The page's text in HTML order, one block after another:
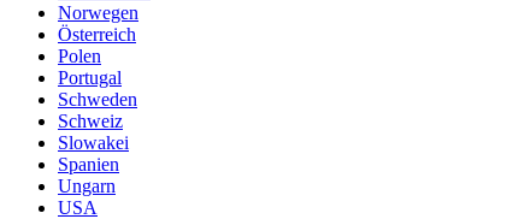
Norwegen
Österreich
Polen
Portugal
Schweden
Schweiz
Slowakei
Spanien
Ungarn
USA